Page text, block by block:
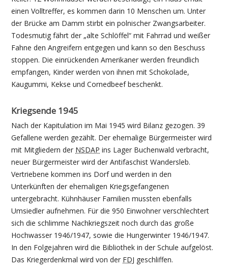
einen Volltreffer, es kommen darin 10 Menschen um. Unter
der Brücke am Damm stirbt ein polnischer Zwangsarbeiter.
Todesmutig fährt der „alte Schlöffel“ mit Fahrrad und weißer
Fahne den Angreifern entgegen und kann so den Beschuss
stoppen. Die einrückenden Amerikaner werden freundlich
empfangen, Kinder werden von ihnen mit Schokolade,
Kaugummi, Kekse und Cornedbeef beschenkt.
Kriegsende 1945
Nach der Kapitulation im Mai 1945 wird Bilanz gezogen. 39
Gefallene werden gezählt. Der ehemalige Bürgermeister wird
mit Mitgliedern der NSDAP ins Lager Buchenwald verbracht,
neuer Bürgermeister wird der Antifaschist Wandersleb.
Vertriebene kommen ins Dorf und werden in den
Unterkünften der ehemaligen Kriegsgefangenen
untergebracht. Kühnhäuser Familien mussten ebenfalls
Umsiedler aufnehmen. Für die 950 Einwohner verschlechtert
sich die schlimme Nachkriegszeit noch durch das große
Hochwasser 1946/1947, sowie die Hungerwinter 1946/1947.
In den Folgejahren wird die Bibliothek in der Schule aufgelöst.
Das Kriegerdenkmal wird von der FDJ geschliffen.